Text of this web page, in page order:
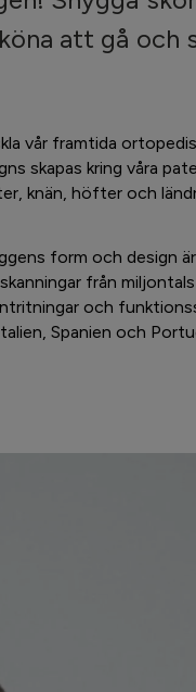
att gå och
vår framtida
skapas kring våra
knän, höfter och
form och design
från
och
Spanien och